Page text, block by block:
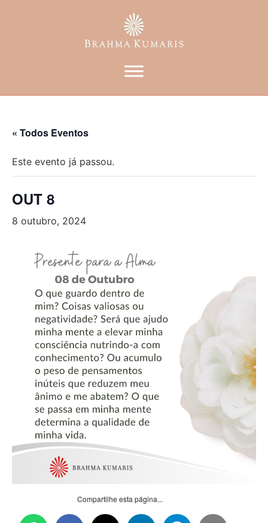
« Todos Eventos
Este evento já passou.
OUT 8
8 outubro, 2024
Compartilhe esta página...